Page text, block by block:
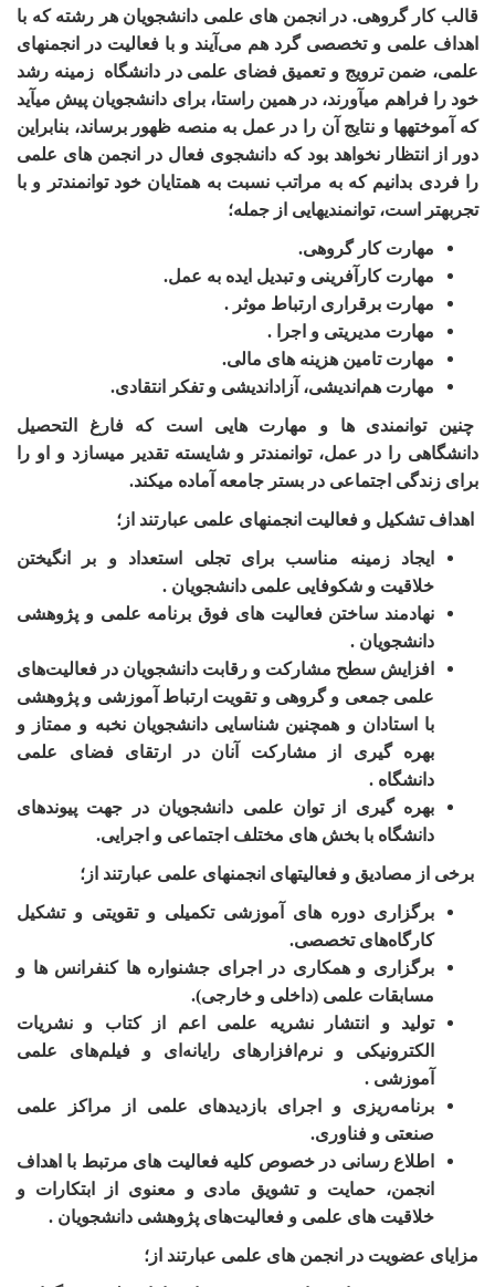
قالب کار گروهی. در انجمن های علمی دانشجویان هر رشته که با
اهداف علمی و تخصصی گرد هم می‌آیند و با فعالیت در انجمن­های
علمی، ضمن ترویج و تعمیق فضای علمی در دانشگاه زمینه رشد
خود را فراهم می­آورند، در همین راستا، برای دانشجویان پیش می­آید
که آموخته­ها و نتایج آن را در عمل به منصه ظهور برساند، بنابراین
دور از انتظار نخواهد بود که دانشجوی فعال در انجمن های علمی
را فردی بدانیم که به مراتب نسبت به همتایان خود توانمندتر و با
تجربه­تر است، توانمندی­هایی از جمله؛
مهارت کار گروهی.
مهارت کارآفرینی و تبدیل ایده به عمل.
مهارت برقراری ارتباط موثر .
مهارت مدیریتی و اجرا .
مهارت تامین هزینه های مالی.
مهارت هم‌اندیشی، آزاداندیشی و تفکر انتقادی.
چنین توانمندی ها و مهارت هایی است که فارغ التحصیل
دانشگاهی را در عمل، توانمندتر و شایسته تقدیر می­سازد و او را
برای زندگی اجتماعی در بستر جامعه آماده می­کند.
اهداف تشکیل و فعالیت انجمن­های علمی عبارتند از؛
ایجاد زمینه مناسب برای تجلی استعداد و بر انگیختن
خلاقیت و شکوفایی علمی دانشجویان .
نهادمند ساختن فعالیت های فوق برنامه علمی و پژوهشی
دانشجویان .
افزایش سطح مشارکت و رقابت دانشجویان در فعالیت‌های
علمی جمعی و گروهی و تقویت ارتباط آموزشی و پژوهشی
با استادان و همچنین شناسایی دانشجویان نخبه و ممتاز و
بهره گیری از مشارکت آنان در ارتقای فضای علمی
دانشگاه .
بهره گیری از توان علمی دانشجویان در جهت پیوندهای
دانشگاه با بخش های مختلف اجتماعی و اجرایی.
برخی از مصادیق و فعالیت­های انجمن­های علمی عبارتند از؛
برگزاری دوره های آموزشی تکمیلی و تقویتی و تشکیل
کارگاه‌های تخصصی.
برگزاری و همکاری در اجرای جشنواره ها کنفرانس ها و
مسابقات علمی (داخلی و خارجی).
تولید و انتشار نشریه علمی اعم از کتاب و نشریات
الکترونیکی و نرم‌افزارهای رایانه‌ای و فیلم‌های علمی
آموزشی .
برنامه‌ریزی و اجرای بازدیدهای علمی از مراکز علمی
صنعتی و فناوری.
اطلاع رسانی در خصوص کلیه فعالیت های مرتبط با اهداف
انجمن، حمایت و تشویق مادی و معنوی از ابتکارات و
خلاقیت های علمی و فعالیت‌های پژوهشی دانشجویان .
مزایای عضویت در انجمن های علمی عبارتند از؛